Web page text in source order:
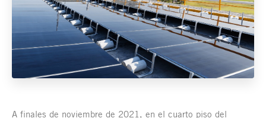
A finales de noviembre de 2021, en el cuarto piso del